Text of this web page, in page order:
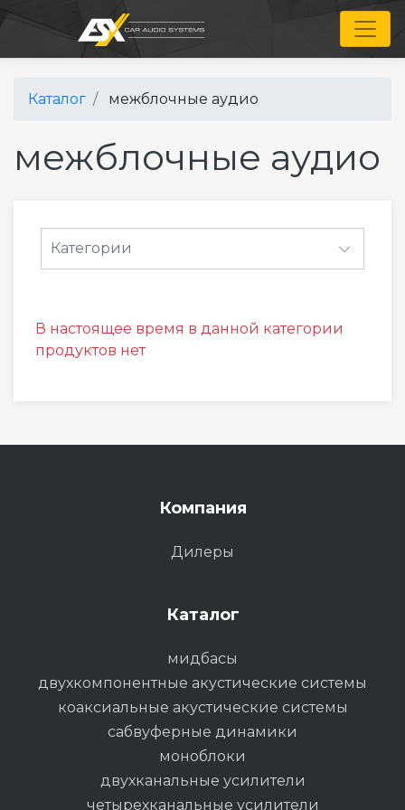
Каталог межблочные аудио
межблочные аудио
Категории
В настоящее время в данной категории
продуктов нет
Компания
Дилеры
Каталог
мидбасы
двухкомпонентные акустические системы
коаксиальные акустические системы
сабвуферные динамики
моноблоки
двухканальные усилители
четырехканальные усилители